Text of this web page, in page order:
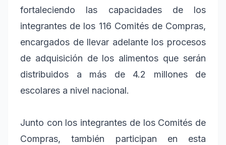
fortaleciendo las capacidades de los
integrantes de los 116 Comités de Compras,
encargados de llevar adelante los procesos
de adquisición de los alimentos que serán
distribuidos a más de 4.2 millones de
escolares a nivel nacional.
Junto con los integrantes de los Comités de
Compras, también participan en esta